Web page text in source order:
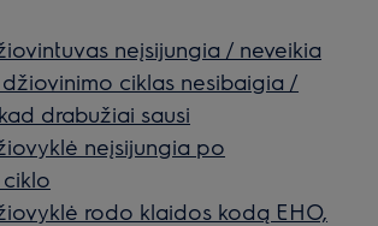
neįsijungia / neveikia
ciklas nesibaigia /
drabužiai sausi
neįsijungia po
rodo klaidos kodą EHO,